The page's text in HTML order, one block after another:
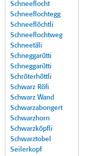
Schneeflocht
Schneeflochtegg
Schneeflöchtli
Schneeflochtweg
Schneetäli
Schneggarütti
Schneggarütti
Schröterhöttli
Schwarz Röfi
Schwarz Wand
Schwarzabongert
Schwarzhorn
Schwarzköpfli
Schwarztobel
Seilerkopf